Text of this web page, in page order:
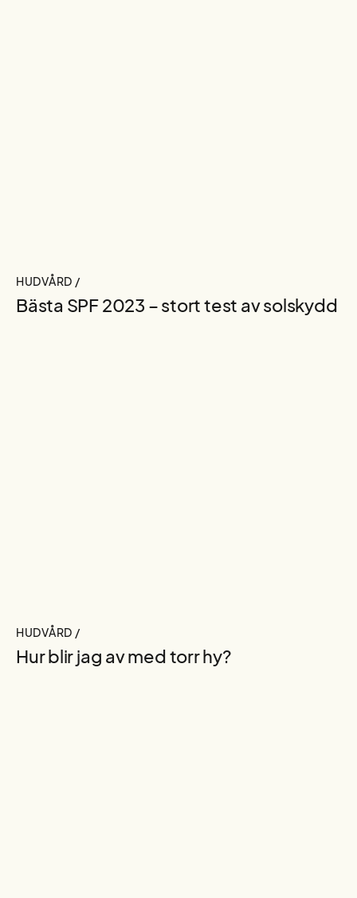
HUDVÅRD /
Bästa SPF 2023 – stort test av solskydd
HUDVÅRD /
Hur blir jag av med torr hy?